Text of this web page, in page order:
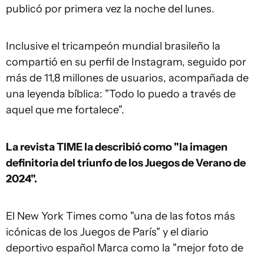
publicó por primera vez la noche del lunes.
Inclusive el tricampeón mundial brasileño la
compartió en su perfil de Instagram, seguido por
más de 11,8 millones de usuarios, acompañada de
una leyenda bíblica: "Todo lo puedo a través de
aquel que me fortalece".
La revista TIME la describió como "la imagen
definitoria del triunfo de los Juegos de Verano de
2024".
El New York Times como "una de las fotos más
icónicas de los Juegos de París" y el diario
deportivo español Marca como la "mejor foto de